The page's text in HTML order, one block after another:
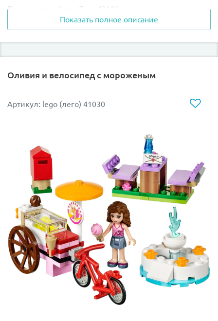
Персонажи набора Лего 43182:
Мулан, которая одета в синего цвета кимоно,
голубую рубашку и розовый пояс. У девушки
фигурки подвижны, могут удерживать
Хан черного цвета. На спине коня предусмотрено
Кри-Ки сидит в золотой клетке. Это веселый
сверчок, подаренный девушке бабушкой на
удачу, как талисман.
Шатер Мулан освещается традиционными фонарями.
Предусмотрено удобное место для отдыха и
проведения чайной церемонии.
Дерево с сюрпризом раскрывается и превращается в
прекрасно оборудованный уголок красоты. Здесь есть
зеркало, расческа и всё, что необходимо настоящей
красавице, чтобы привести себя в порядок.
У юной воительницы всё предусмотрено.
Тренировочная площадка оборудована канатом, на
Показать полное описание
Оливия и велосипед с мороженым
Артикул: lego (лего) 41030